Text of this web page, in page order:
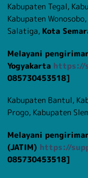
Kabupaten Tegal,
Kabupaten
Salatiga, Kota
Melayani
Yogyakarta https://
085730453518]
Kabupaten Bantul,
Progo, Kabupaten
Melayani
(JATIM) https://
085730453518]